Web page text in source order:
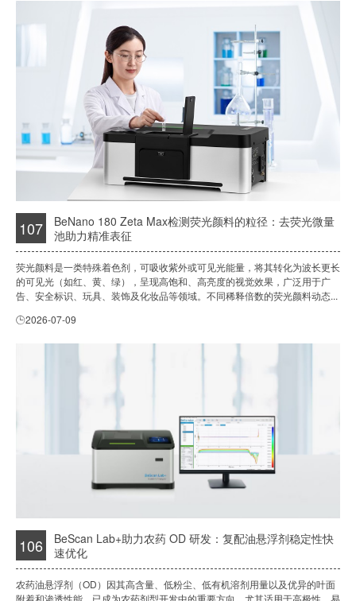
107
BeNano 180 Zeta Max检测荧光颜料的粒径：去荧光微量
池助力精准表征
荧光颜料是一类特殊着色剂，可吸收紫外或可见光能量，将其转化为波长更长
的可见光（如红、黄、绿），呈现高饱和、高亮度的视觉效果，广泛用于广
告、安全标识、玩具、装饰及化妆品等领域。不同稀释倍数的荧光颜料动态...
2026-07-09
106
BeScan Lab+助力农药 OD 研发：复配油悬浮剂稳定性快
速优化
农药油悬浮剂（OD）因其高含量、低粉尘、低有机溶剂用量以及优异的叶面